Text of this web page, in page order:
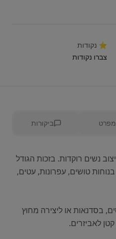
⭐ נקודות
צברו נקודות
מפרט ביקורות
נשים רוקדות. בזכות הגודל
טושים, עפרונות, עטים,
בסדנאות או ליצירה מחוץ